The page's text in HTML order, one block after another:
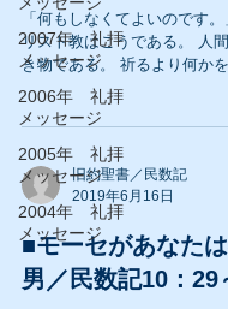
2007年 礼拝
メッセージ
2006年 礼拝
メッセージ
2005年 礼拝
メッセージ
2004年 礼拝
メッセージ
「何もしなくてよいのです
リスト教はこうである。 人
き物である。 祈るより何か
だと考える。 確かにそのほ
るし。 残念なことに、私な
旧約聖書／民数記
2019年6月16日
■モーセがあなた
男／民数記10：29